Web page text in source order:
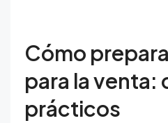
Cómo
para la venta:
prácticos